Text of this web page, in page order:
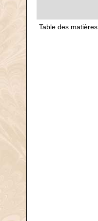
Table des matières